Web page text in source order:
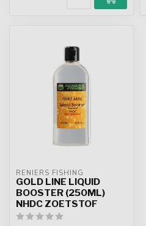
RENIERS FISHING
GOLD LINE LIQUID
BOOSTER (250ML)
NHDC ZOETSTOF